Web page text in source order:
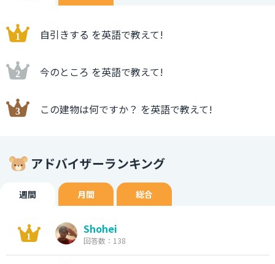
自引きする を英語で教えて!
今のところ を英語で教えて!
この建物は何ですか？ を英語で教えて!
アドバイザーランキング
週間 月間 総合
Shohei
回答数：138